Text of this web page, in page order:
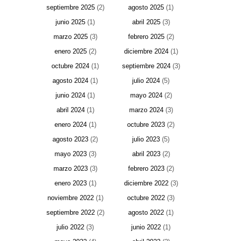
septiembre 2025(2) agosto 2025 (1)
junio 2025 (1) abril 2025(3)
marzo 2025(3) febrero 2025(2)
enero 2025(2) diciembre 2024(1)
octubre 2024 (1) septiembre 2024(3)
agosto 2024 (1) julio 2024 (5)
junio 2024 (1) mayo 2024(2)
abril 2024(1) marzo 2024(3)
enero 2024(1) octubre 2023 (2)
agosto 2023 (2) julio 2023 (5)
mayo 2023(3) abril 2023(2)
marzo 2023(3) febrero 2023(2)
enero 2023(1) diciembre 2022(3)
noviembre 2022(1) octubre 2022 (3)
septiembre 2022(2) agosto 2022 (1)
julio 2022 (3) junio 2022 (1)